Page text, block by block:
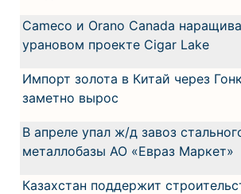
Cameco и Orano Canada
урановом проекте Cigar Lake
Импорт золота в Китай через
заметно вырос
В апреле упал ж/д завоз
металлобазы АО «Евраз Маркет»
Казахстан поддержит